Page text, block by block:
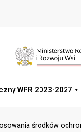
WPR 2023-2027
środków